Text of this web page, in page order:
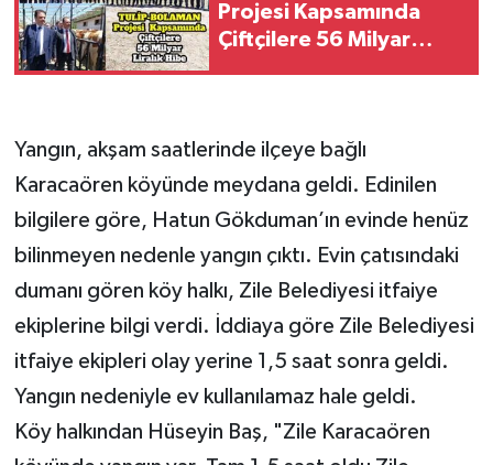
Projesi Kapsamında
Çiftçilere 56 Milyar
Yangın, akşam saatlerinde ilçeye bağlı
Karacaören köyünde meydana geldi. Edinilen
bilgilere göre, Hatun Gökduman’ın evinde henüz
bilinmeyen nedenle yangın çıktı. Evin çatısındaki
dumanı gören köy halkı, Zile Belediyesi itfaiye
ekiplerine bilgi verdi. İddiaya göre Zile Belediyesi
itfaiye ekipleri olay yerine 1,5 saat sonra geldi.
Yangın nedeniyle ev kullanılamaz hale geldi.
Köy halkından Hüseyin Baş, "Zile Karacaören